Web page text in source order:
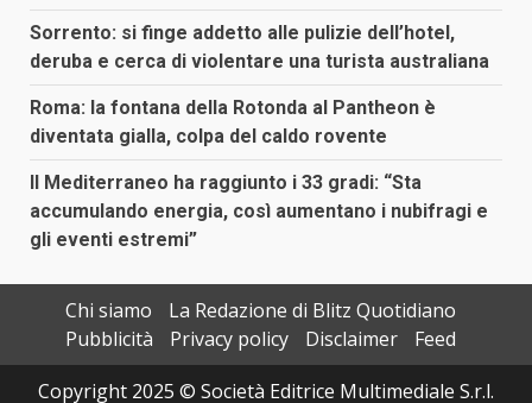
Sorrento: si finge addetto alle pulizie dell’hotel,
deruba e cerca di violentare una turista australiana
Roma: la fontana della Rotonda al Pantheon è
diventata gialla, colpa del caldo rovente
Il Mediterraneo ha raggiunto i 33 gradi: “Sta
accumulando energia, così aumentano i nubifragi e
gli eventi estremi”
Chi siamo
La Redazione di Blitz Quotidiano
Pubblicità
Privacy policy Disclaimer
Feed
Copyright 2025 © Società Editrice Multimediale S.r.l.